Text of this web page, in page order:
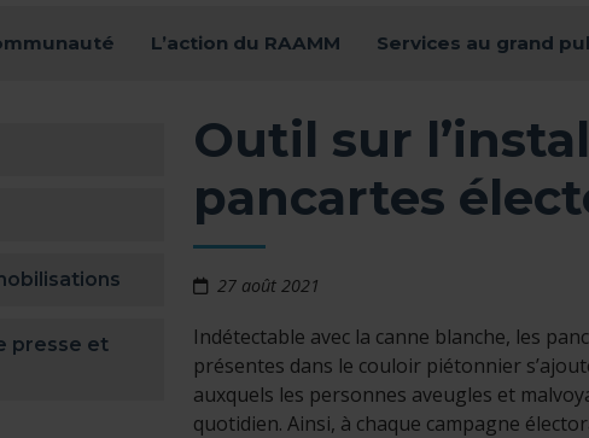
L’action du RAAMM Services au grand
presse et
Outil sur
pancartes
27 août 2021
Indétectable avec la canne blanche, les
présentes dans le couloir piétonnier
auxquels les personnes aveugles et
quotidien. Ainsi, à chaque campagne